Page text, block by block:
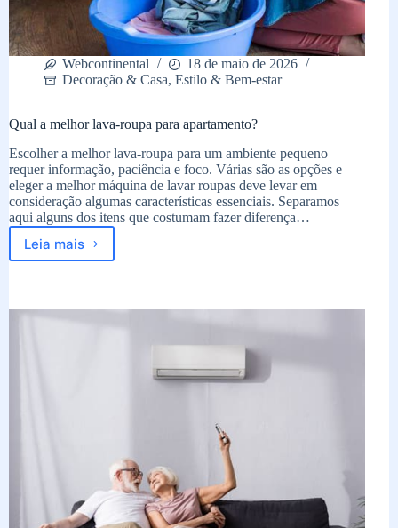
Webcontinental
18 de maio de 2026
Decoração & Casa, Estilo & Bem-estar
Qual a melhor lava-roupa para apartamento?
Escolher a melhor lava-roupa para um ambiente pequeno
requer informação, paciência e foco. Várias são as opções e
eleger a melhor máquina de lavar roupas deve levar em
consideração algumas características essenciais. Separamos
aqui alguns dos itens que costumam fazer diferença…
Leia mais
Qual